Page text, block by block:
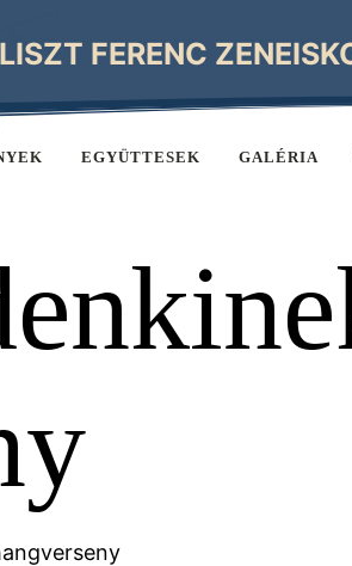
FERENC
EGYÜTTESEK GALÉRIA